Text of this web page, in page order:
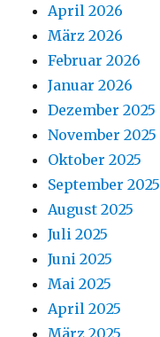
April 2026
März 2026
Februar 2026
Januar 2026
Dezember 2025
November 2025
Oktober 2025
September 2025
August 2025
Juli 2025
Juni 2025
Mai 2025
April 2025
März 2025